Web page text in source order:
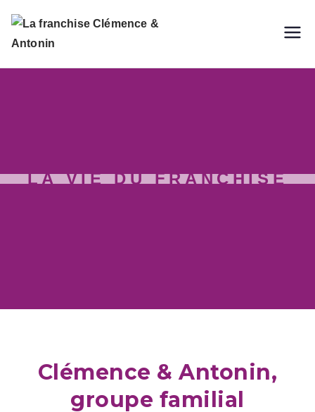
LA VIE DU FRANCHISÉ
Clémence & Antonin,
groupe familial